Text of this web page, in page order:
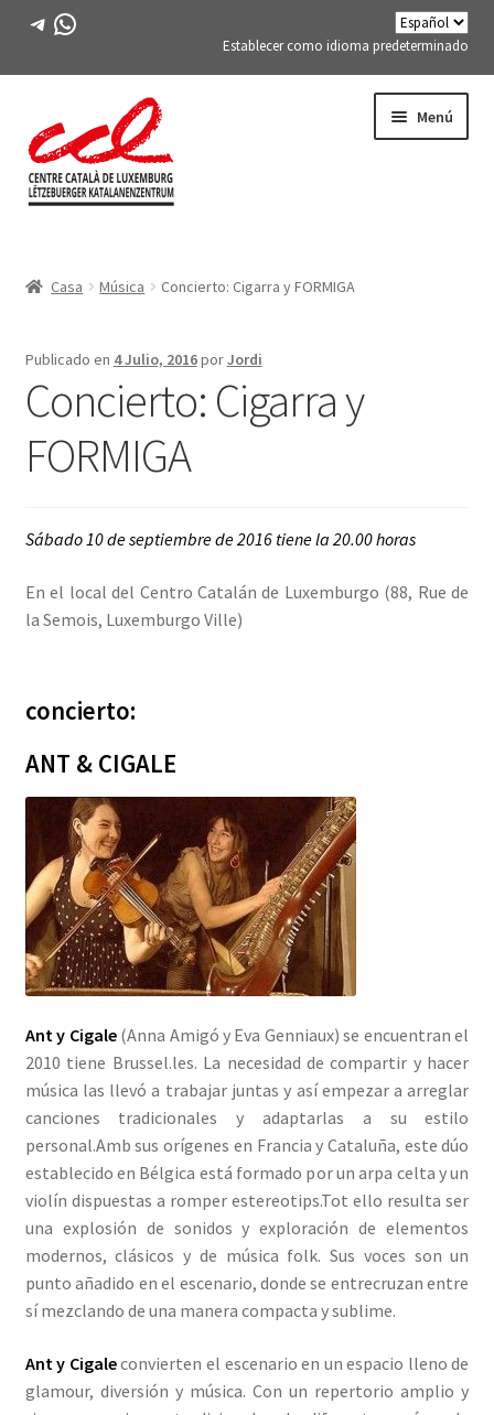
Telegrama
WhatsApp
Establecer como idioma predeterminado
la
navegación
al
contenido
Menú
ACTIVIDADES
CURSOS
MIEMBROS DE FES-TE
LIBRO
INICIAR SESIÓN
Casa Música Concierto: Cigarra y FORMIGA
Publicado en 4 Julio, 2016porJordi
Concierto: Cigarra y
FORMIGA
Sábado 10 de septiembre de 2016 tiene la 20.00 horas
En el local del Centro Catalán de Luxemburgo (88, Rue de
la Semois, Luxemburgo Ville)
concierto:
ANT & CIGALE
Ant y Cigale (Anna Amigó y Eva Genniaux) se encuentran el
2010 tiene Brussel.les. La necesidad de compartir y hacer
música las llevó a trabajar juntas y así empezar a arreglar
canciones tradicionales y adaptarlas a su estilo
personal.Amb sus orígenes en Francia y Cataluña, este dúo
establecido en Bélgica está formado por un arpa celta y un
violín dispuestas a romper estereotips.Tot ello resulta ser
una explosión de sonidos y exploración de elementos
modernos, clásicos y de música folk. Sus voces son un
punto añadido en el escenario, donde se entrecruzan entre
sí mezclando de una manera compacta y sublime.
Ant y Cigaleconvierten el escenario en un espacio lleno de
glamour, diversión y música. Con un repertorio amplio y